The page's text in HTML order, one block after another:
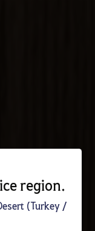
region.
(Turkey /